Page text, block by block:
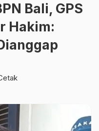
Bali, GPS
Hakim: